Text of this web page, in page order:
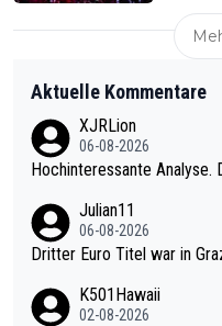
Aktuelle Kommentare
XJRLion
06-08-2026
Hochinteressante Analyse.
Julian11
06-08-2026
Dritter Euro Titel war in
K501Hawaii
02-08-2026